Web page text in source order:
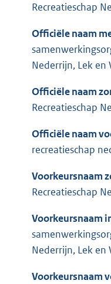
Recreatieschap
Officiële naam
Nederrijn, Lek en
Officiële naam
Recreatieschap
Officiële naam
recreatieschap
Voorkeursnaam
Recreatieschap
Voorkeursnaam
Nederrijn, Lek en
Voorkeursnaam